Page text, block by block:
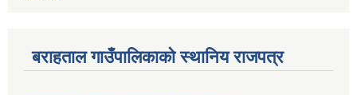
बराहताल गाउँपालिकाको स्थानिय राजपत्र